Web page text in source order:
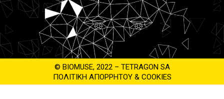
© BIOMUSE, 2022 – TETRAGON SA
ΠΟΛΙΤΙΚΗ ΑΠΟΡΡΗΤΟΥ & COOKIES